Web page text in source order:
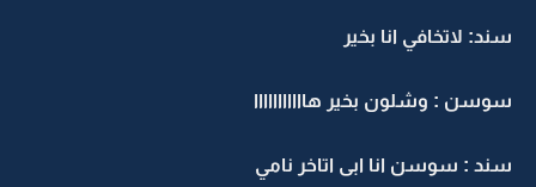
سند: لاتخافي انا بخير
سوسن : وشلون بخير هااااااااااا
سند : سوسن انا ابى اتاخر نامي